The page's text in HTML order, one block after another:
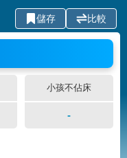
儲存 比較
小孩不佔床
-